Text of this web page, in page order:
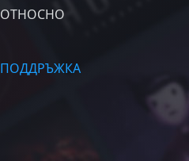
ОТНОСНО
ПОДДРЪЖКА